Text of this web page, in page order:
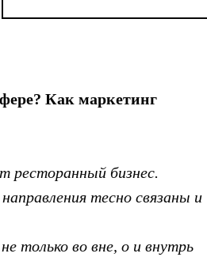
Как маркетинг
ресторанный бизнес.
тесно связаны и
только во вне, о и внутрь